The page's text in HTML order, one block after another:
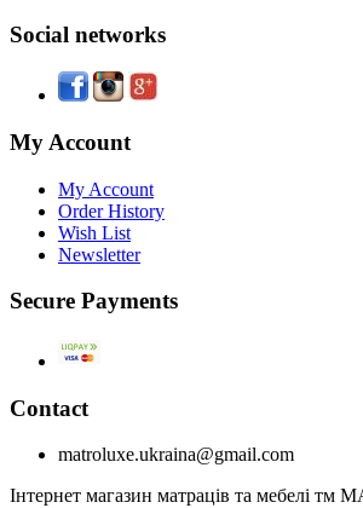
Social networks
My Account
My Account
Order History
Wish List
Newsletter
Secure Payments
Contact
matroluxe.ukraina@gmail.com
Інтернет магазин матраців та мебелі тм